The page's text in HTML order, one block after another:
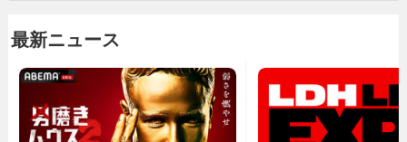
最新ニュース